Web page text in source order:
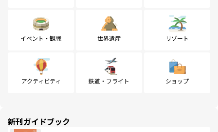
イベント・観戦 世界遺産 リゾート
アクティビティ 鉄道・フライト ショップ
新刊ガイドブック